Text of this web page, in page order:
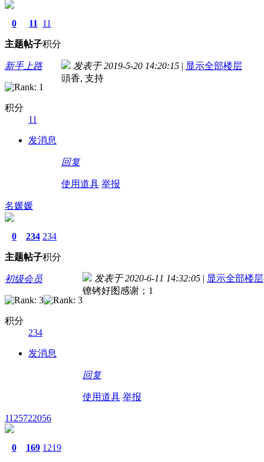
0
主题
11
帖子
11
积分
新手上路
积分
11
发消息
发表于 2019-5-20 14:20:15 | 显示全部楼层
頭香, 支持
回复
使用道具 举报
名媛媛
0
主题
234
帖子
234
积分
初级会员
积分
234
发消息
发表于 2020-6-11 14:32:05 | 显示全部楼层
镣铐好图感谢；1
回复
使用道具 举报
1125722056
0 169 1219